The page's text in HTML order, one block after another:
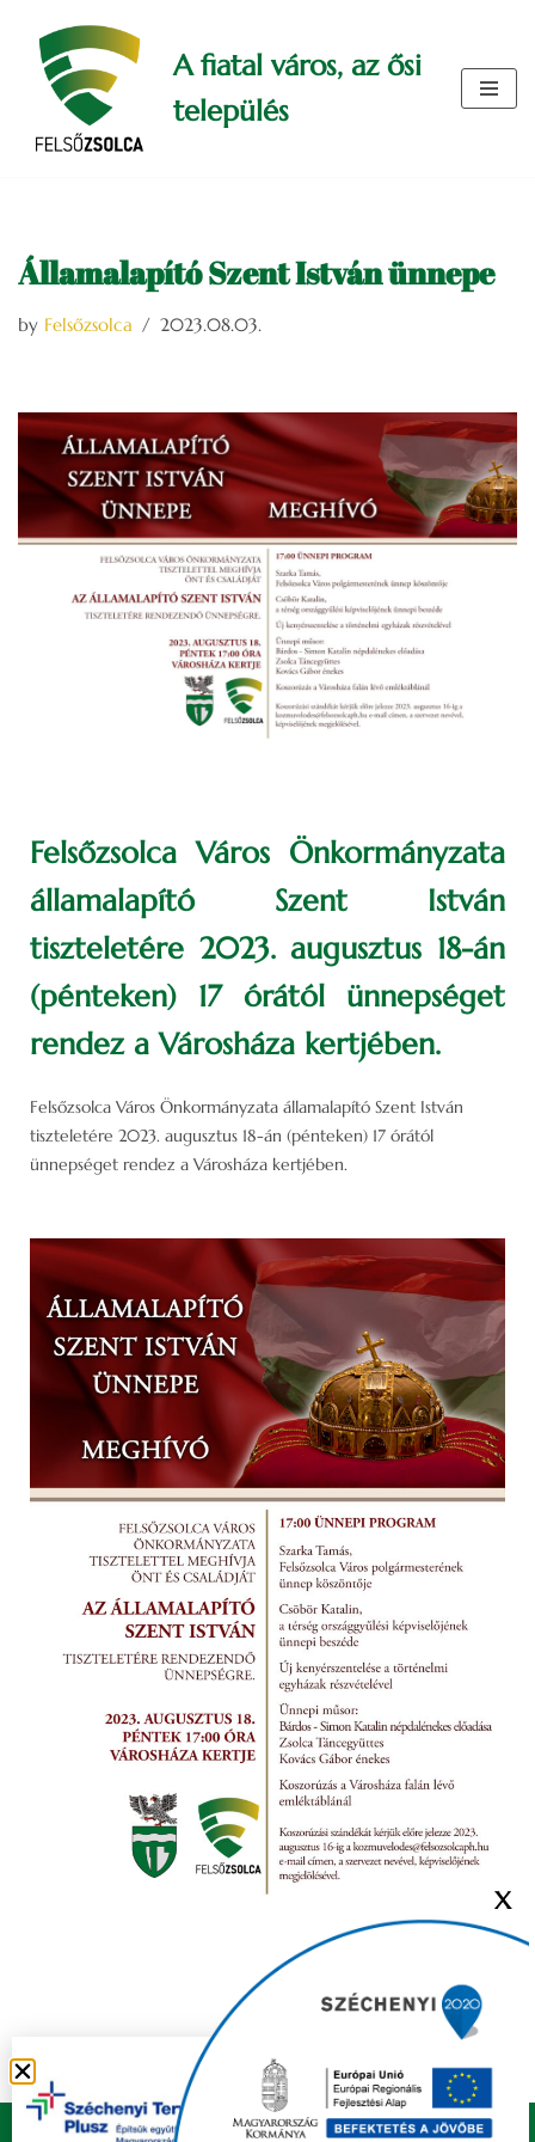
Skip
content
A fiatal város, az ősi
település
Államalapító Szent István ünnepe
by Felsőzsolca 2023.08.03.
Felsőzsolca Város Önkormányzata
államalapító Szent István
tiszteletére 2023. augusztus 18-án
(pénteken) 17 órától ünnepséget
rendez a Városháza kertjében.
Felsőzsolca Város Önkormányzata államalapító Szent István
tiszteletére 2023. augusztus 18-án (pénteken) 17 órától
ünnepséget rendez a Városháza kertjében.
Copyright © 2021 FELSŐZSOLCA ÖNKORMÁNYZAT |
X